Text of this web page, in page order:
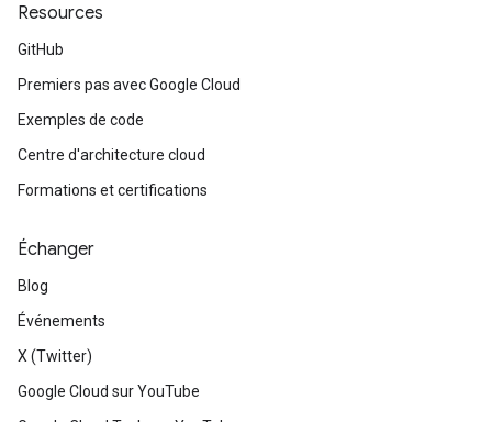
Resources
GitHub
Premiers pas avec Google Cloud
Exemples de code
Centre d'architecture cloud
Formations et certifications
Échanger
Blog
Événements
X (Twitter)
Google Cloud sur YouTube